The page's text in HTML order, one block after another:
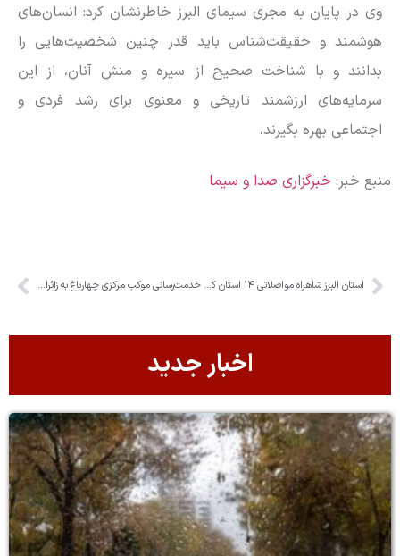
وی در پایان به مجری سیمای البرز خاطرنشان کرد: انسان‌های
هوشمند و حقیقت‌شناس باید قدر چنین شخصیت‌هایی را
بدانند و با شناخت صحیح از سیره و منش آنان، از این
سرمایه‌های ارزشمند تاریخی و معنوی برای رشد فردی و
اجتماعی بهره بگیرند.
منبع خبر: خبرگزاری صدا و سیما
استان البرز شاهراه مواصلاتی ۱۴ استان کشور است خدمت‌رسانی موکب مرکزی چهارباغ به زائران مراسم امام شهید
اخبار جدید